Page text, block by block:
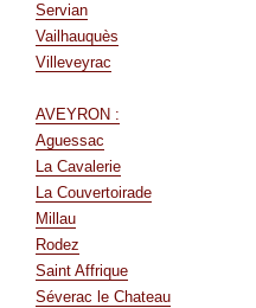
Servian
Vailhauquès
Villeveyrac
AVEYRON :
Aguessac
La Cavalerie
La Couvertoirade
Millau
Rodez
Saint Affrique
Séverac le Chateau